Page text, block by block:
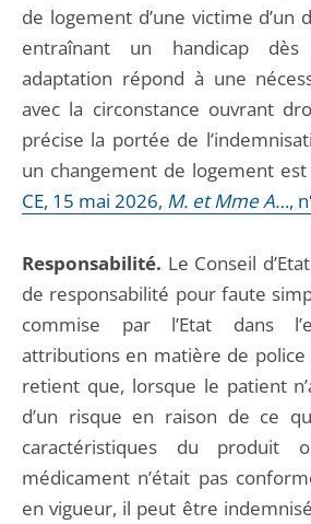
de logement d’une victime d’un
entraînant un handicap
adaptation répond à une
avec la circonstance ouvrant
précise la portée de
un changement de logement
CE, 15 mai 2026, M. et Mme A…,
Responsabilité. Le Conseil
de responsabilité pour faute
commise par l’Etat dans
attributions en matière de
retient que, lorsque le patient
d’un risque en raison de ce
caractéristiques du
médicament n’était pas
en vigueur, il peut être